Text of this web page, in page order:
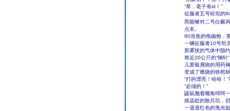
“草，老子有id！”
征服者五号轻坦的
而能够对二号白癜风
点名。
60兆焦的电磁炮，
一辆征服者10号坦
那雾状的气体中隐
将近20公斤的“钢
儿童银屑病的用药
变成了燃烧的铁棺
“打的漂亮！哈哈！
“必须的！”
鼹鼠翘着嘴角呵呵
病远处的散兵坑，
一道道红色的曳光